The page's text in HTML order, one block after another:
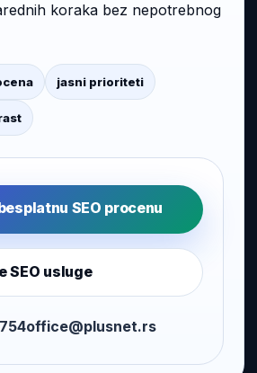
koraka bez nepotrebnog
jasni prioriteti
SEO procenu
SEO usluge
office@plusnet.rs